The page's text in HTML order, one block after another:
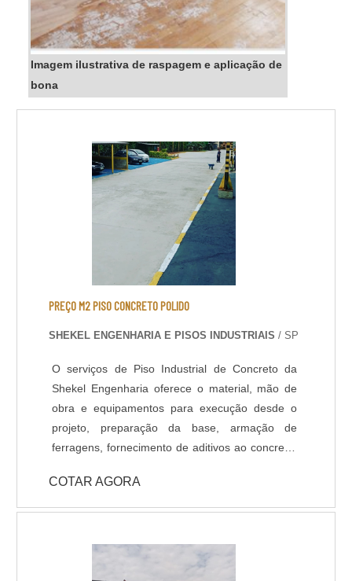
Imagem ilustrativa de raspagem e aplicação de
bona
PREÇO M2 PISO CONCRETO POLIDO
SHEKEL ENGENHARIA E PISOS INDUSTRIAIS / SP
O serviços de Piso Industrial de Concreto da
Shekel Engenharia oferece o material, mão de
obra e equipamentos para execução desde o
projeto, preparação da base, armação de
ferragens, fornecimento de aditivos ao concreto,
acabamento (polido, float, vassourado,
desempenado, etc.) e corte das juntas. Todo
Concreto tem acompanhamento de engenheiro
civil responsável, que administra as etapas de
COTAR AGORA